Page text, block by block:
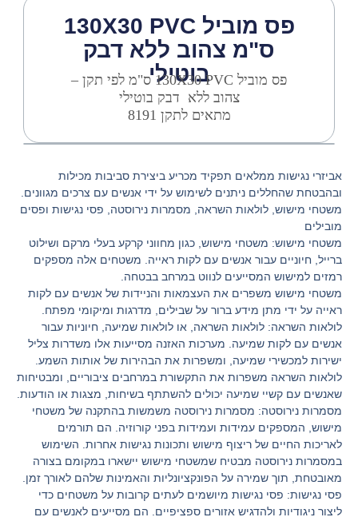
פס מוביל 130X30 PVC
ס"מ צהוב ללא דבק
בוטילי
פס מוביל 130X30 PVC ס"מ לפי תקן –
צהובללא דבק בוטילי
מתאים לתקן 8191
אביזרי נגישות ממלאים תפקיד מכריע ביצירת סביבות מכילות
ובהבטחת שהחללים ניתנים לשימוש על ידי אנשים עם צרכים מגוונים.
משטחי מישוש, לולאות השראה, מסמרות נירוסטה, פסי נגישות ופסים
מובילים
משטחי מישוש: משטחי מישוש, כגון מחווני קרקע בעלי מרקם ושילוט
ברייל, חיוניים עבור אנשים עם לקות ראייה. משטחים אלה מספקים
רמזים למישוש המסייעים לנווט במרחב בבטחה.
משטחי מישוש משפרים את העצמאות והניידות של אנשים עם לקות
ראייה על ידי מתן מידע ברור על שבילים, מדרגות ומיקומי מפתח.
לולאות השראה:לולאות השראה, או לולאות שמיעה, חיוניות עבור
אנשים עם לקות שמיעה. מערכות האזנה מסייעות אלו משדרות צליל
ישירות למכשירי שמיעה, ומשפרות את הבהירות של אותות השמע.
לולאות השראה משפרות את התקשורת במרחבים ציבוריים, ומבטיחות
שאנשים עם קשיי שמיעה יכולים להשתתף בשיחות, מצגות או הודעות.
מסמרות נירוסטה: מסמרות נירוסטה משמשות בהתקנה של משטחי
מישוש, המספקים עמידות ועמידות בפני קורוזיה. הם תורמים
לאריכות החיים של ריצוף מישוש ותכונות נגישות אחרות. השימוש
במסמרות נירוסטה מבטיח שמשטחי מישוש יישארו במקומם בצורה
מאובטחת, תוך שמירה על הפונקציונליות והאמינות שלהם לאורך זמן.
פסי נגישות: פסי נגישות מיושמים לעתים קרובות על משטחים כדי
ליצור ניגודיות ולהדגיש אזורים ספציפיים. הם מסייעים לאנשים עם